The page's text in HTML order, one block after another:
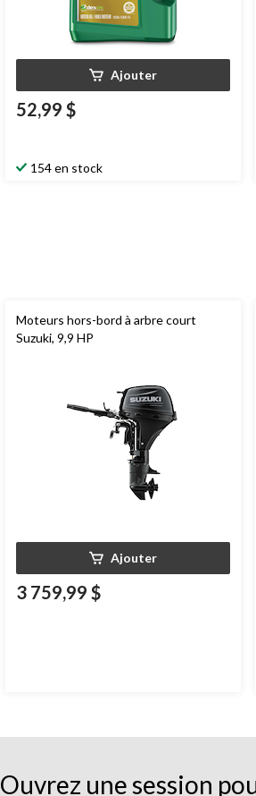
Ajouter
52,99 $
154 en stock
Moteurs hors-bord à arbre court
Suzuki, 9,9 HP
Ajouter
3 759,99 $
Ouvrez une session